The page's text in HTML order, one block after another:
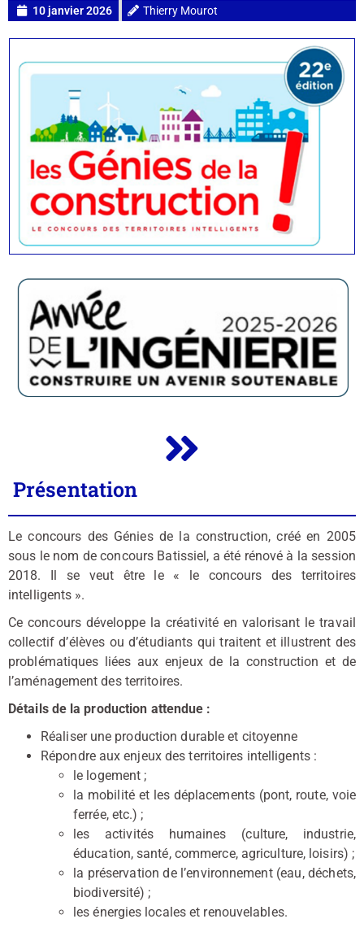
10 janvier 2026 Thierry Mourot
Présentation
Le concours des Génies de la construction, créé en 2005
sous le nom de concours Batissiel, a été rénové à la session
2018. Il se veut être le « le concours des territoires
intelligents ».
Ce concours développe la créativité en valorisant le travail
collectif d’élèves ou d’étudiants qui traitent et illustrent des
problématiques liées aux enjeux de la construction et de
l’aménagement des territoires.
Détails de la production attendue :
Réaliser une production durable et citoyenne
Répondre aux enjeux des territoires intelligents :
le logement ;
la mobilité et les déplacements (pont, route, voie
ferrée, etc.) ;
les activités humaines (culture, industrie,
éducation, santé, commerce, agriculture, loisirs) ;
la préservation de l’environnement (eau, déchets,
biodiversité) ;
les énergies locales et renouvelables.